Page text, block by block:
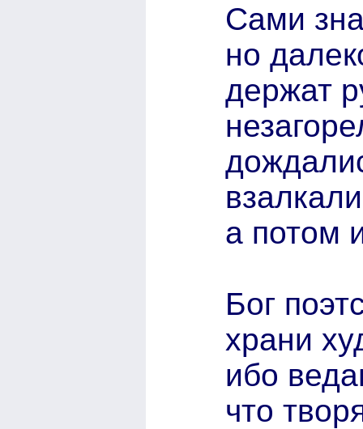
Сами
но
держат
а потом
Бог
храни
ибо
что